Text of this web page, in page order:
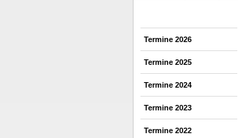
Termine 2026
Termine 2025
Termine 2024
Termine 2023
Termine 2022